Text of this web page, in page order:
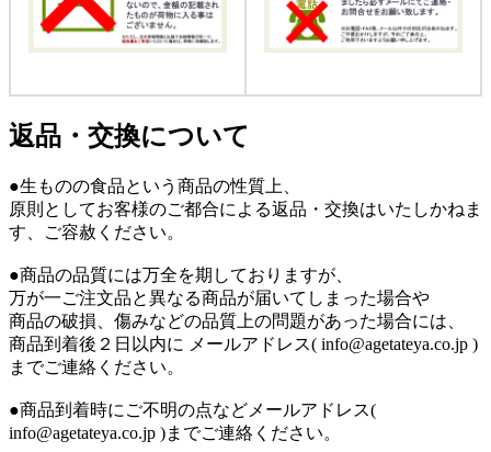
返品・交換について
●生ものの食品という商品の性質上、
原則としてお客様のご都合による返品・交換はいたしかねま
す、ご容赦ください。
●商品の品質には万全を期しておりますが、
万が一ご注文品と異なる商品が届いてしまった場合や
商品の破損、傷みなどの品質上の問題があった場合には、
商品到着後２日以内に メールアドレス( info@agetateya.co.jp )
までご連絡ください。
●商品到着時にご不明の点などメールアドレス(
info@agetateya.co.jp )までご連絡ください。